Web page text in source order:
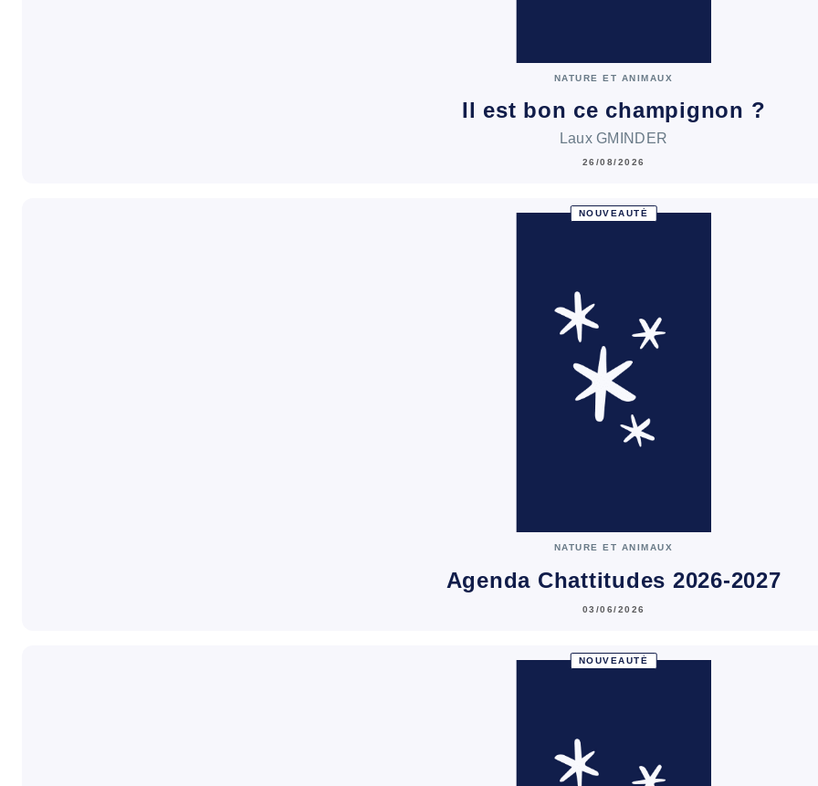
NATURE ET ANIMAUX
Il est bon ce champignon ?
Laux GMINDER
26/08/2026
NOUVEAUTÉ
NATURE ET ANIMAUX
Agenda Chattitudes 2026-2027
03/06/2026
NOUVEAUTÉ